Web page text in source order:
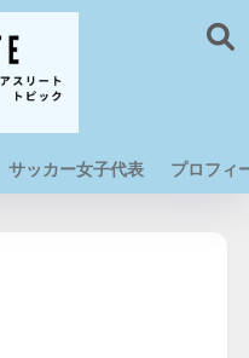
サッカー女子代表 プロフィ